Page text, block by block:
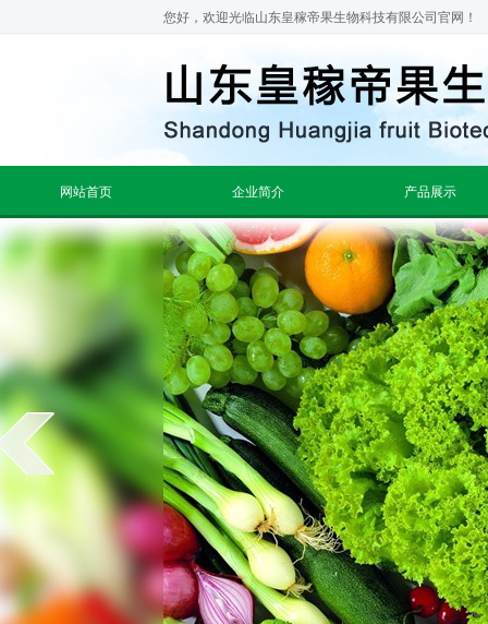
您好，欢迎光临山东皇稼帝果生物科技有限公司官网！
网站首页 企业简介 产品展示